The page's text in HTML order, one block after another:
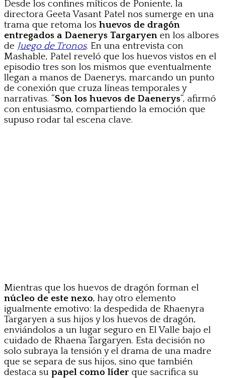
Desde los confines míticos de Poniente, la
directora Geeta Vasant Patel nos sumerge en una
trama que retoma los huevos de dragón
entregados a Daenerys Targaryen en los albores
de Juego de Tronos. En una entrevista con
Mashable, Patel reveló que los huevos vistos en el
episodio tres son los mismos que eventualmente
llegan a manos de Daenerys, marcando un punto
de conexión que cruza líneas temporales y
narrativas. “Son los huevos de Daenerys“, afirmó
con entusiasmo, compartiendo la emoción que
supuso rodar tal escena clave.
Mientras que los huevos de dragón forman el
núcleo de este nexo, hay otro elemento
igualmente emotivo: la despedida de Rhaenyra
Targaryen a sus hijos y los huevos de dragón,
enviándolos a un lugar seguro en El Valle bajo el
cuidado de Rhaena Targaryen. Esta decisión no
solo subraya la tensión y el drama de una madre
que se separa de sus hijos, sino que también
destaca su papel como líder que sacrifica su